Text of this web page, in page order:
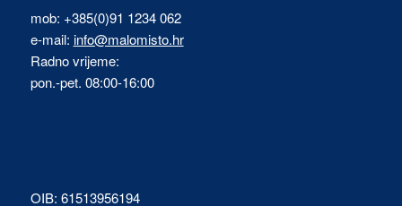
mob: +385(0)91 1234 062
e-mail: info@malomisto.hr
Radno vrijeme:
pon.-pet. 08:00-16:00
OIB: 61513956194